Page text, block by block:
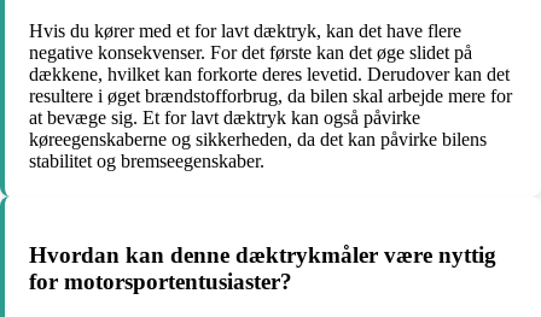
Hvis du kører med et for lavt dæktryk, kan det have flere
negative konsekvenser. For det første kan det øge slidet på
dækkene, hvilket kan forkorte deres levetid. Derudover kan det
resultere i øget brændstofforbrug, da bilen skal arbejde mere for
at bevæge sig. Et for lavt dæktryk kan også påvirke
køreegenskaberne og sikkerheden, da det kan påvirke bilens
stabilitet og bremseegenskaber.
Hvordan kan denne dæktrykmåler være nyttig
for motorsportentusiaster?